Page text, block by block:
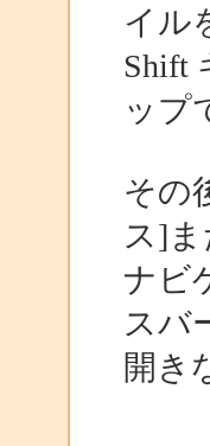
イル
Shift
ップ
その
ス]
ナビ
スバ
開き